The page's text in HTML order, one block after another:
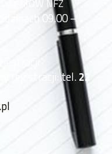
z MOW NFZ
09.00 –
rejestracji: tel.22